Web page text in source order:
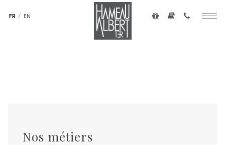
FR EN
secondaire
Nos métiers